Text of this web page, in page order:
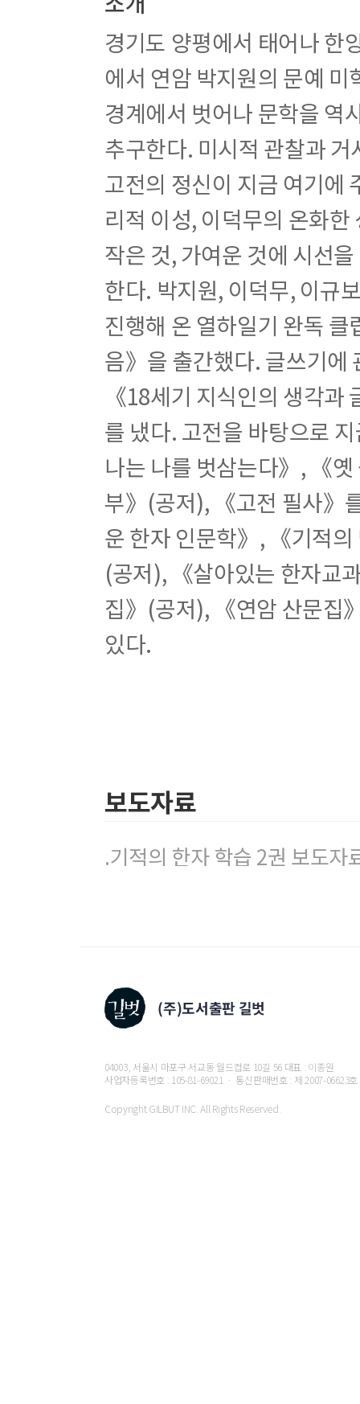
6주차 見看省監
8주차 分明有名
6권 – 뜻으로 기억하는 한자 2
1주차 休息音樂
2주차 眞善美實
3주차 士農利用
4주차 共同社會
5주차 安全守則
6주차 初步學習
7주차 國史古書
심화편 1~4권
4단계(1~4권) 형성자
1권 – 부수로 배우는 한자 1
1주차 味 問 命 和
2주차 技 投 持 授
3주차 忠 性 志 感
5주차 姓 妙 婚 始
6주차 完 宣 定 客
7주차 住 任 作 停
8주차 腸 腹 脈 胞
2권 – 부수로 배우는 한자 2
1주차 燈 煙 烈 熱
2주차 河 海 活 消
3주차 村 植 根 板
3권 – 부수로 배우는 한자 3
1주차 終 結 約 級
3주차 理 現 球 珍
4권 – 소리로 배우는 한자
1주차 故 苦 固 居
3주차 淸 請 情 精
4주차 助 祖 組 査
5주차 放 防 房 訪
경기도 양평에서 태어나 한
에서 연암 박지원의 문예
경계에서 벗어나 문학을 역
추구한다. 미시적 관찰과
고전의 정신이 지금 여기에
리적 이성, 이덕무의 온화
작은 것, 가여운 것에 시선
한다. 박지원, 이덕무, 이규
진행해 온 열하일기 완독
음》을 출간했다. 글쓰기에
《18세기 지식인의 생각
를 냈다. 고전을 바탕으로
나는 나를 벗삼는다》, 《
부》(공저), 《고전 필사》
운 한자 인문학》, 《기적
(공저), 《살아있는 한자교
집》(공저), 《연암 산문집
있다.
보도자료
.기적의 한자 학습 2권 보도자
04003, 서울시 마포구 서교동 월드컵로 10길 56 대표 : 이종원
사업자등록번호 : 105-81-69021 ㆍ 통신판매번호 : 제 2007-06623호
Copyright GILBUT INC. All Rights Reserved.